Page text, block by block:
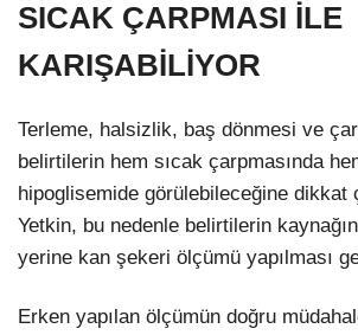
SICAK ÇARPMASI İLE
KARIŞABİLİYOR
Terleme, halsizlik, baş dönmesi ve
belirtilerin hem sıcak çarpmasında
hipoglisemide görülebileceğine dikkat
Yetkin, bu nedenle belirtilerin
yerine kan şekeri ölçümü yapılması
Erken yapılan ölçümün doğru